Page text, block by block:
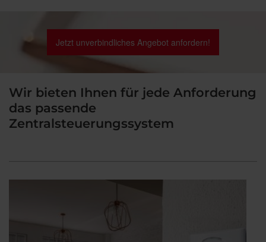
Jetzt unverbindliches Angebot anfordern!
Wir bieten Ihnen für jede Anforderung
das passende
Zentralsteuerungssystem